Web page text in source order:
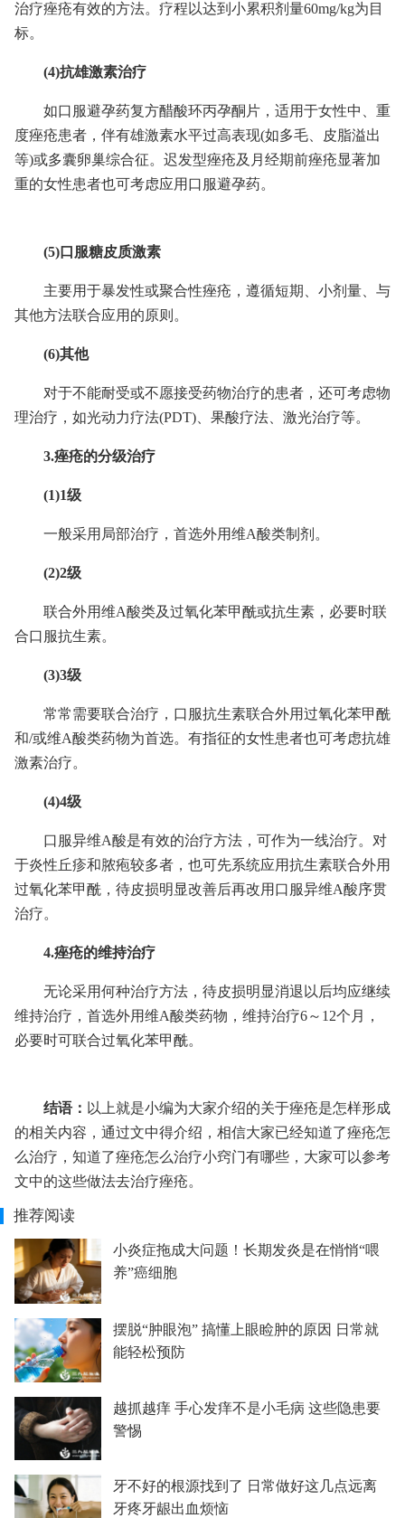
治疗痤疮有效的方法。疗程以达到小累积剂量60mg/kg为目
标。
(4)抗雄激素治疗
如口服避孕药复方醋酸环丙孕酮片，适用于女性中、重
度痤疮患者，伴有雄激素水平过高表现(如多毛、皮脂溢出
等)或多囊卵巢综合征。迟发型痤疮及月经期前痤疮显著加
重的女性患者也可考虑应用口服避孕药。
(5)口服糖皮质激素
主要用于暴发性或聚合性痤疮，遵循短期、小剂量、与
其他方法联合应用的原则。
(6)其他
对于不能耐受或不愿接受药物治疗的患者，还可考虑物
理治疗，如光动力疗法(PDT)、果酸疗法、激光治疗等。
3.痤疮的分级治疗
(1)1级
一般采用局部治疗，首选外用维A酸类制剂。
(2)2级
联合外用维A酸类及过氧化苯甲酰或抗生素，必要时联
合口服抗生素。
(3)3级
常常需要联合治疗，口服抗生素联合外用过氧化苯甲酰
和/或维A酸类药物为首选。有指征的女性患者也可考虑抗雄
激素治疗。
(4)4级
口服异维A酸是有效的治疗方法，可作为一线治疗。对
于炎性丘疹和脓疱较多者，也可先系统应用抗生素联合外用
过氧化苯甲酰，待皮损明显改善后再改用口服异维A酸序贯
治疗。
4.痤疮的维持治疗
无论采用何种治疗方法，待皮损明显消退以后均应继续
维持治疗，首选外用维A酸类药物，维持治疗6～12个月，
必要时可联合过氧化苯甲酰。
结语： 以上就是小编为大家介绍的关于痤疮是怎样形成
的相关内容，通过文中得介绍，相信大家已经知道了痤疮怎
么治疗，知道了痤疮怎么治疗小窍门有哪些，大家可以参考
文中的这些做法去治疗痤疮。
推荐阅读
小炎症拖成大问题！长期发炎是在悄悄“喂
养”癌细胞
摆脱“肿眼泡” 搞懂上眼睑肿的原因 日常就
能轻松预防
越抓越痒 手心发痒不是小毛病 这些隐患要
警惕
牙不好的根源找到了 日常做好这几点远离
牙疼牙龈出血烦恼